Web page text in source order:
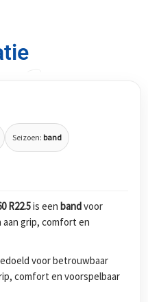
Seizoen: band
R22.5is een bandvoor
grip, comfort en
voor betrouwbaar
comfort en voorspelbaar